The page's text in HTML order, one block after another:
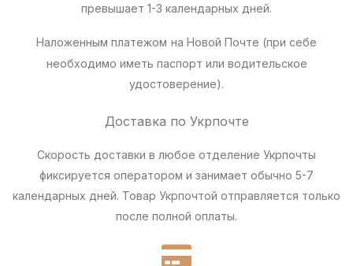
превышает 1-3 календарных дней.
Наложенным платежом на Новой Почте (при себе
необходимо иметь паспорт или водительское
удостоверение).
Доставка по Укрпочте
Скорость доставки в любое отделение Укрпочты
фиксируется оператором и занимает обычно 5-7
календарных дней. Товар Укрпочтой отправляется только
после полной оплаты.